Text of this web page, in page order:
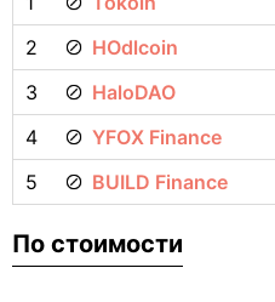
2
HOdlcoin
3
HaloDAO
4
YFOX Finance
5
BUILD Finance
По стоимости